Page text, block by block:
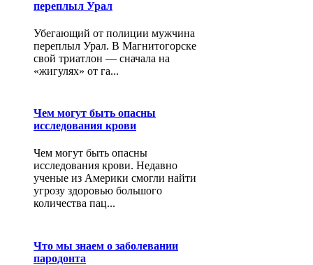
переплыл Урал
Убегающий от полиции мужчина
переплыл Урал. В Магнитогорске
свой триатлон — сначала на
«жигулях» от га...
Чем могут быть опасны
исследования крови
Чем могут быть опасны
исследования крови. Недавно
ученые из Америки смогли найти
угрозу здоровью большого
количества пац...
Что мы знаем о заболевании
пародонта